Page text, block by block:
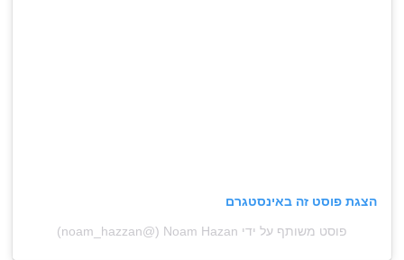
הצגת פוסט זה באינסטגרם
פוסט משותף על ידי ‏‎Noam Hazan‎‏ (@‏‎noam_hazzan‎‏)